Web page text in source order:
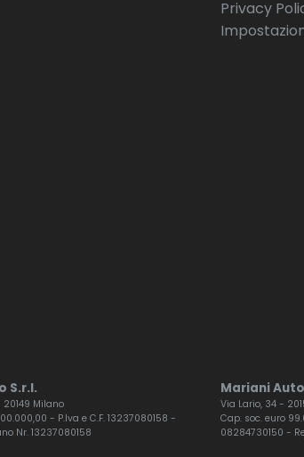
Privacy
S.r.l.
Milano
- P.Iva e C.F. 13237080158 -
Nr. 13237080158
Mariani
Via Lario, 34 -
Cap. soc. euro
08284730150 -